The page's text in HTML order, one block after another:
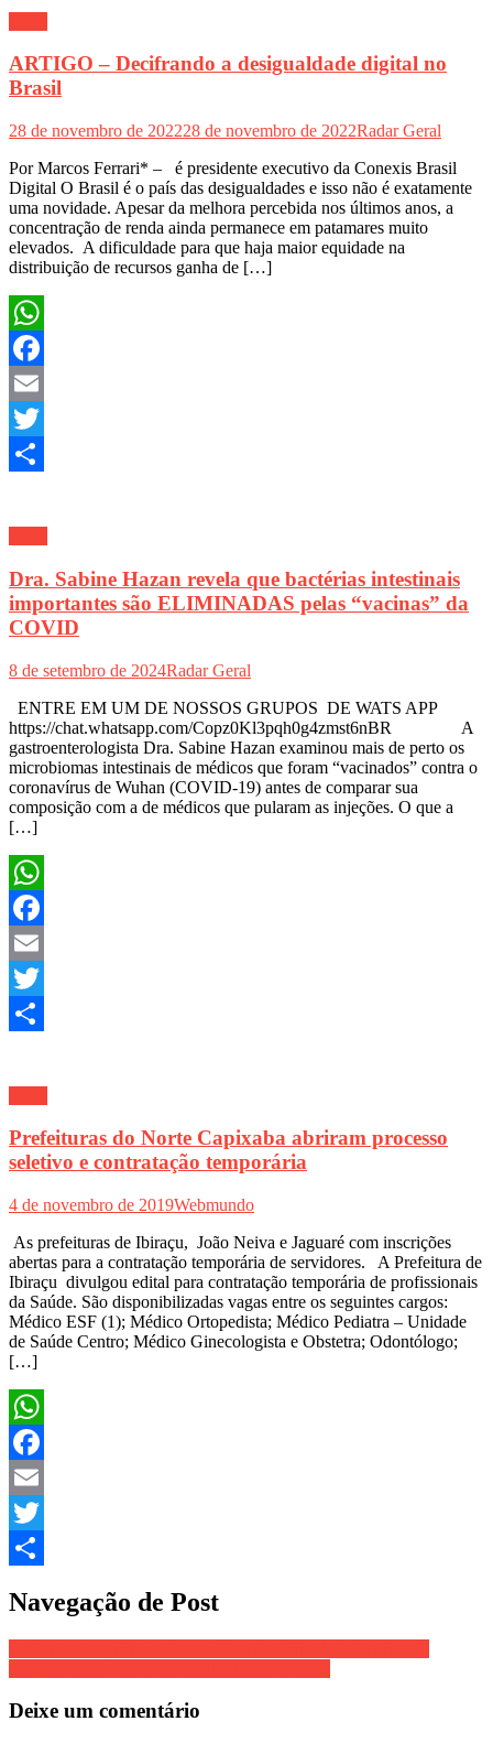
ARTIGO – Decifrando a desigualdade digital no
Brasil
28 de novembro de 202228 de novembro de 2022Radar Geral
Por Marcos Ferrari* – é presidente executivo da Conexis Brasil
Digital O Brasil é o país das desigualdades e isso não é exatamente
uma novidade. Apesar da melhora percebida nos últimos anos, a
concentração de renda ainda permanece em patamares muito
elevados. A dificuldade para que haja maior equidade na
distribuição de recursos ganha de […]
WhatsApp
Facebook
Email
Twitter
Dra. Sabine Hazan revela que bactérias intestinais
importantes são ELIMINADAS pelas “vacinas” da
COVID
8 de setembro de 2024Radar Geral
ENTRE EM UM DE NOSSOS GRUPOS DE WATS APP
https://chat.whatsapp.com/Copz0Kl3pqh0g4zmst6nBR A
gastroenterologista Dra. Sabine Hazan examinou mais de perto os
microbiomas intestinais de médicos que foram “vacinados” contra o
coronavírus de Wuhan (COVID-19) antes de comparar sua
composição com a de médicos que pularam as injeções. O que a
[…]
WhatsApp
Facebook
Email
Twitter
Prefeituras do Norte Capixaba abriram processo
seletivo e contratação temporária
4 de novembro de 2019Webmundo
As prefeituras de Ibiraçu, João Neiva e Jaguaré com inscrições
abertas para a contratação temporária de servidores. A Prefeitura de
Ibiraçu divulgou edital para contratação temporária de profissionais
da Saúde. São disponibilizadas vagas entre os seguintes cargos:
Médico ESF (1); Médico Ortopedista; Médico Pediatra – Unidade
de Saúde Centro; Médico Ginecologista e Obstetra; Odontólogo;
[…]
WhatsApp
Facebook
Email
Twitter
Navegação de Post
Deixe um comentário